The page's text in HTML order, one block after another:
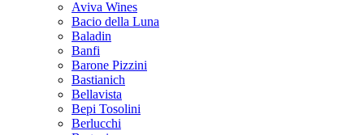
Aviva Wines
Bacio della Luna
Baladin
Banfi
Barone Pizzini
Bastianich
Bellavista
Bepi Tosolini
Berlucchi